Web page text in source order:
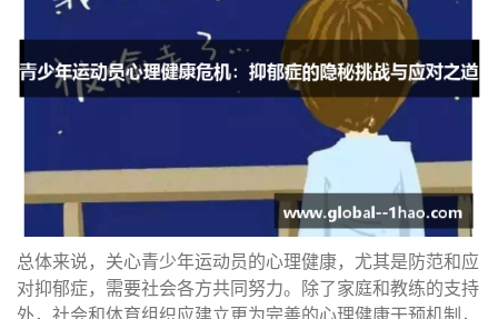
总体来说，关心青少年运动员的心理健康，尤其是防范和应
对抑郁症，需要社会各方共同努力。除了家庭和教练的支持
外，社会和体育组织应建立更为完善的心理健康干预机制，